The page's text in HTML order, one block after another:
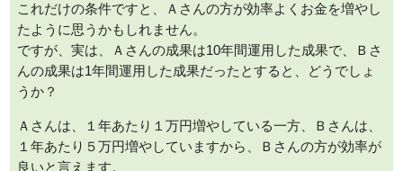
これだけの条件ですと、Ａさんの方が効率よくお金を増やし
たように思うかもしれません。
ですが、実は、Ａさんの成果は10年間運用した成果で、Ｂさ
んの成果は1年間運用した成果だったとすると、どうでしょ
うか？
Ａさんは、１年あたり１万円増やしている一方、Ｂさんは、
１年あたり５万円増やしていますから、Ｂさんの方が効率が
良いと言えます。